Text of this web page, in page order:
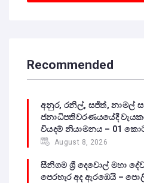
Recommended
අනුර, රනිල්, සජිත්, නාමල්
ජනාධිපතිවරණයයේදී
වියදම් නියාමනය – 01
August 8, 2026
සීනිගම ශ්‍රී දෙවොල් මහා
පෙරහැර අද ඇරඹෙයි –